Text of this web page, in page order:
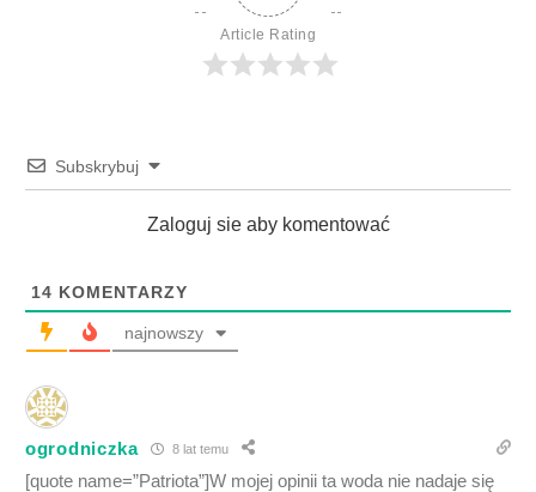
Article Rating
Subskrybuj
Zaloguj sie aby komentować
14 KOMENTARZY
najnowszy
ogrodniczka 8 lat temu
[quote name=”Patriota”]W mojej opinii ta woda nie nadaje się